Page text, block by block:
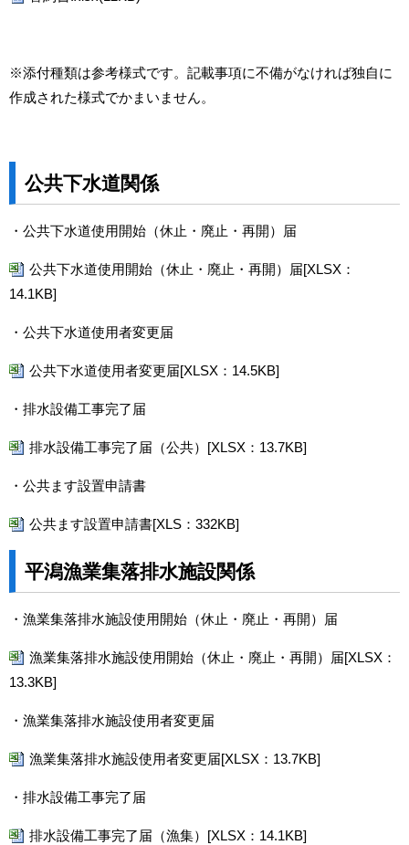
※添付種類は参考様式です。記載事項に不備がなければ独自に
作成された様式でかまいません。
公共下水道関係
・公共下水道使用開始（休止・廃止・再開）届
公共下水道使用開始（休止・廃止・再開）届[XLSX：
14.1KB]
・公共下水道使用者変更届
公共下水道使用者変更届[XLSX：14.5KB]
・排水設備工事完了届
排水設備工事完了届（公共）[XLSX：13.7KB]
・公共ます設置申請書
公共ます設置申請書[XLS：332KB]
平潟漁業集落排水施設関係
・漁業集落排水施設使用開始（休止・廃止・再開）届
漁業集落排水施設使用開始（休止・廃止・再開）届[XLSX：
13.3KB]
・漁業集落排水施設使用者変更届
漁業集落排水施設使用者変更届[XLSX：13.7KB]
・排水設備工事完了届
排水設備工事完了届（漁集）[XLSX：14.1KB]